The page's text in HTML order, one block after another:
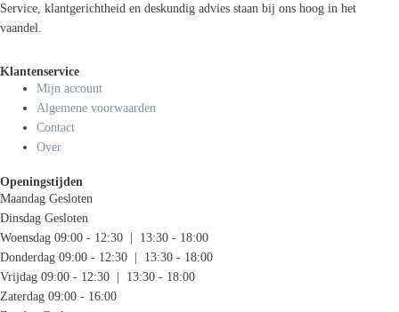
Service, klantgerichtheid en deskundig advies staan bij ons hoog in het
vaandel.
Klantenservice
Mijn account
Algemene voorwaarden
Contact
Over
Openingstijden
Maandag Gesloten
Dinsdag Gesloten
Woensdag 09:00 - 12:30 | 13:30 - 18:00
Donderdag 09:00 - 12:30 | 13:30 - 18:00
Vrijdag 09:00 - 12:30 | 13:30 - 18:00
Zaterdag 09:00 - 16:00